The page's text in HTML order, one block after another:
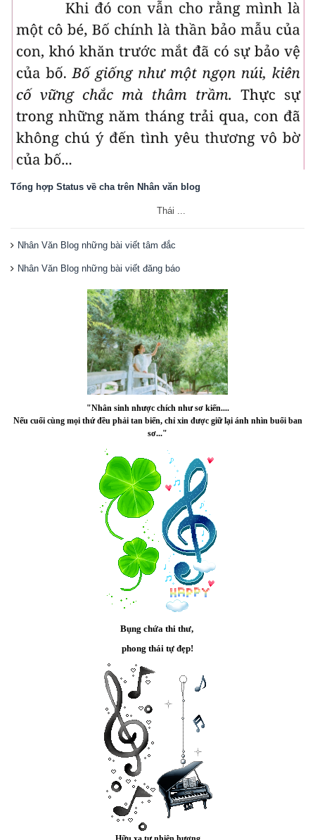
Tổng hợp Status về cha trên Nhân văn blog
Thái ...
Nhân Văn Blog những bài viết tâm đắc
Nhân Văn Blog những bài viết đăng báo
"Nhân sinh nhược chích như sơ kiến....
Nếu cuối cùng mọi thứ đều phải tan biến, chỉ xin được giữ lại ánh nhìn buổi ban
sơ..."
Bụng chứa thi thư,
phong thái tự đẹp!